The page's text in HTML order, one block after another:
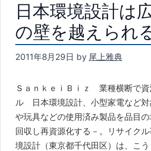
日本環境設計は
の壁を越えられ
2011年8月29日 by 尾上雅典
ＳａｎｋｅｉＢｉｚ 業種横断で資
ル 日本環境設計、小型家電など
や玩具などの使用済み製品を品目
回収し再資源化する－。リサイク
境設計（東京都千代田区）は、こ